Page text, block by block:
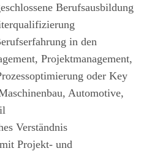
Berufsausbildung
in den
Projektmanagement,
oder Key
Automotive,
Verständnis
Projekt- und